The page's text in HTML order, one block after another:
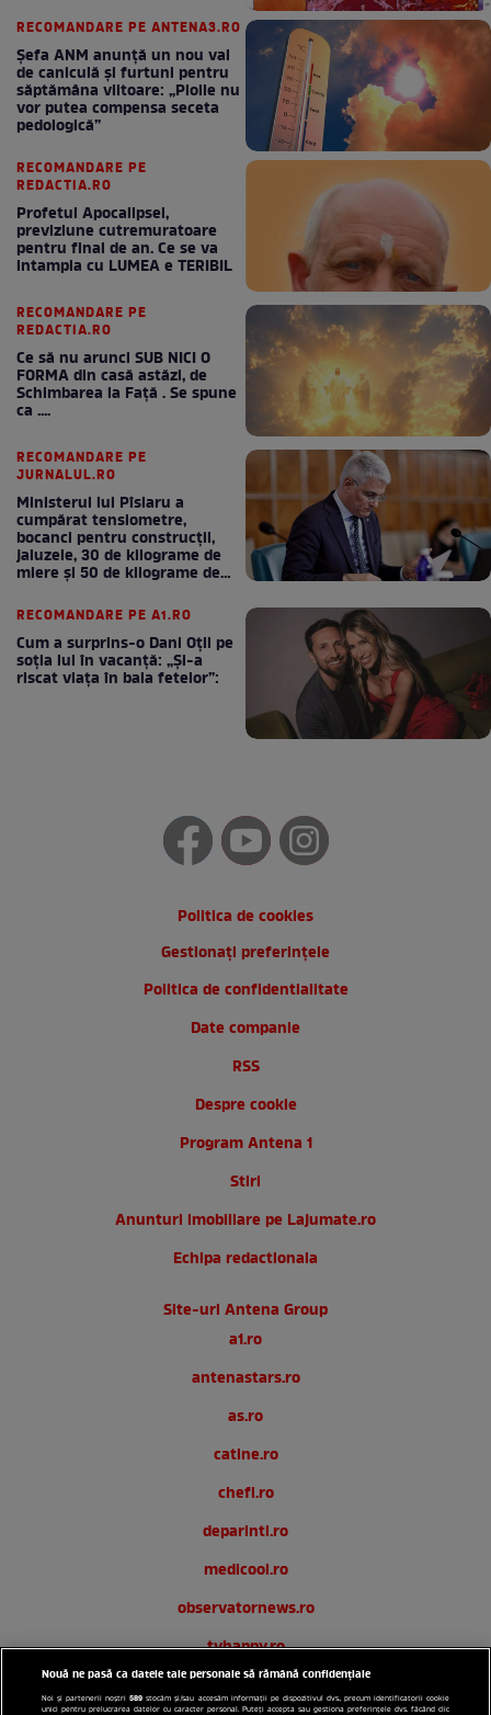
RECOMANDARE PE ANTENA3.RO
Șefa ANM anunță un nou val
de caniculă și furtuni pentru
săptămâna viitoare: „Ploile nu
vor putea compensa seceta
pedologică”
RECOMANDARE PE
REDACTIA.RO
Profetul Apocalipsei,
previziune cutremuratoare
pentru final de an. Ce se va
intampla cu LUMEA e TERIBIL
RECOMANDARE PE
REDACTIA.RO
Ce să nu arunci SUB NICI O
FORMA din casă astăzi, de
Schimbarea la Față . Se spune
ca ....
RECOMANDARE PE
JURNALUL.RO
Ministerul lui Pîslaru a
cumpărat tensiometre,
bocanci pentru construcții,
jaluzele, 30 de kilograme de
miere și 50 de kilograme de
RECOMANDARE PE A1.RO
Cum a surprins-o Dani Oțil pe
soția lui în vacanță: „Și-a
riscat viața în baia fetelor”:
Politica de cookies
Gestionați preferințele
Politica de confidentialitate
Date companie
RSS
Despre cookie
Program Antena 1
Stiri
Anunturi imobiliare pe Lajumate.ro
Echipa redactionala
Site-uri Antena Group
a1.ro
antenastars.ro
as.ro
catine.ro
chefi.ro
deparinti.ro
medicool.ro
observatornews.ro
tvhappy.ro
useit.ro
Nouă ne pasă ca datele tale personale să rămână confidențiale
Noi și partenerii noștri589 stocăm și/sau accesăm informații pe dispozitivul dvs., precum identificatorii cookie
unici pentru prelucrarea datelor cu caracter personal. Puteți accepta sau gestiona preferințele dvs. făcând clic